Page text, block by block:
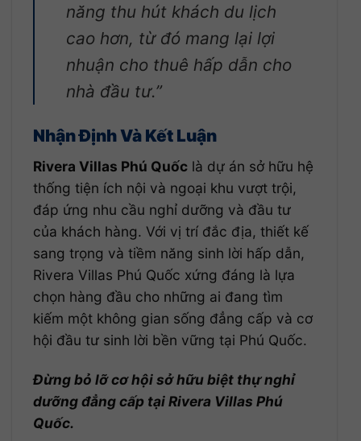
năng thu hút khách du lịch
cao hơn, từ đó mang lại lợi
nhuận cho thuê hấp dẫn cho
nhà đầu tư.”
Nhận Định Và Kết Luận
Rivera Villas Phú Quốclà dự án sở hữu hệ
thống tiện ích nội và ngoại khu vượt trội,
đáp ứng nhu cầu nghỉ dưỡng và đầu tư
của khách hàng. Với vị trí đắc địa, thiết kế
sang trọng và tiềm năng sinh lời hấp dẫn,
Rivera Villas Phú Quốc xứng đáng là lựa
chọn hàng đầu cho những ai đang tìm
kiếm một không gian sống đẳng cấp và cơ
hội đầu tư sinh lời bền vững tại Phú Quốc.
Đừng bỏ lỡ cơ hội sở hữu biệt thự nghỉ
dưỡng đẳng cấp tại Rivera Villas Phú
Quốc.